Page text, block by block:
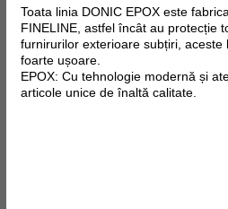
Toata linia DONIC EPOX este
FINELINE, astfel încât au protecție
furnirurilor exterioare subțiri, aceste
foarte ușoare.
EPOX: Cu tehnologie modernă și
articole unice de înaltă calitate.